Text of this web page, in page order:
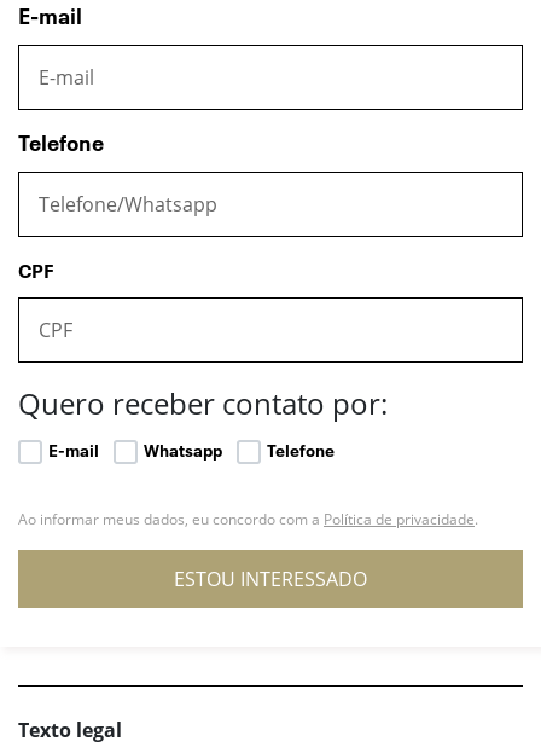
E-mail
Telefone
CPF
Quero receber contato por:
E-mail Whatsapp Telefone
Ao informar meus dados, eu concordo com a Política de privacidade.
ESTOU INTERESSADO
Texto legal